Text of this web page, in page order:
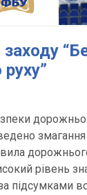
рівень
підсумками